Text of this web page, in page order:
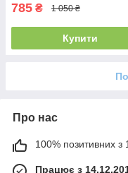
785 ₴ 1 050 ₴
Купити
Про нас
100% позитивних з
Працює з